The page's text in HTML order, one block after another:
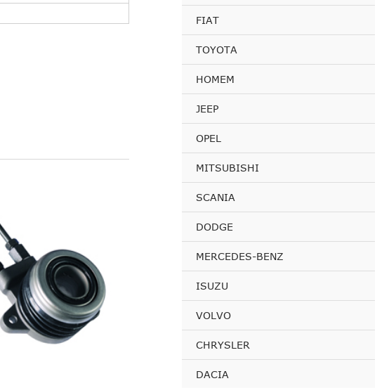
FIAT
TOYOTA
HOMEM
JEEP
OPEL
MITSUBISHI
SCANIA
DODGE
MERCEDES-BENZ
ISUZU
VOLVO
CHRYSLER
DACIA